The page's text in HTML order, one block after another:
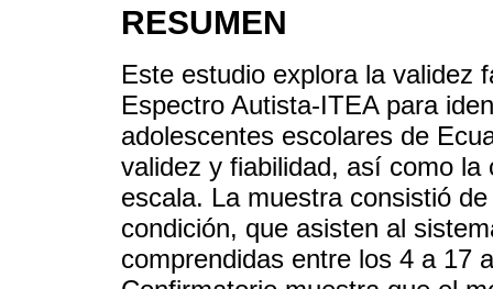
RESUMEN
Este estudio explora la validez
Espectro Autista-ITEA para
adolescentes escolares de
validez y fiabilidad, así como
escala. La muestra consistió
condición, que asisten al
comprendidas entre los 4 a 17